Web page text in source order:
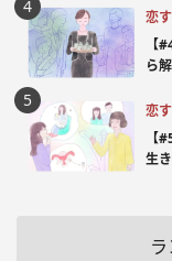
恋
【
ら
恋
【
生